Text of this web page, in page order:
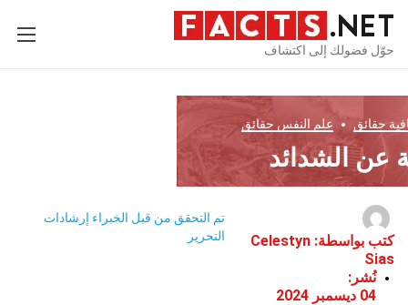
حوّل فضولك إلى اكتشاف
حقائق علم النفس حقائق
كتب بواسطة: Celestyn
Sias
نُشر:
04 ديسمبر 2024
تم التحقق من قبل الخبراء إرشادات
التحرير